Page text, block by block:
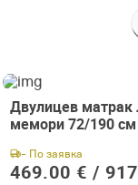
Двулицев матрак
мемори 72/190 см
- По заявка
469.00 € /